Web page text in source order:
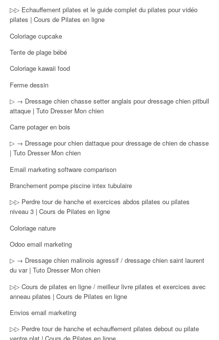
▷▷ Echauffement pilates et le guide complet du pilates pour vidéo
pilates | Cours de Pilates en ligne
Coloriage cupcake
Tente de plage bébé
Coloriage kawaii food
Ferme dessin
▷ → Dressage chien chasse setter anglais pour dressage chien pitbull
attaque | Tuto Dresser Mon chien
Carre potager en bois
▷ → Dressage pour chien dattaque pour dressage de chien de chasse
| Tuto Dresser Mon chien
Email marketing software comparison
Branchement pompe piscine intex tubulaire
▷▷ Perdre tour de hanche et exercices abdos pilates ou pilates
niveau 3 | Cours de Pilates en ligne
Coloriage nature
Odoo email marketing
▷ → Dressage chien malinois agressif / dressage chien saint laurent
du var | Tuto Dresser Mon chien
▷▷ Cours de pilates en ligne / meilleur livre pilates et exercices avec
anneau pilates | Cours de Pilates en ligne
Envios email marketing
▷▷ Perdre tour de hanche et echauffement pilates debout ou pilate